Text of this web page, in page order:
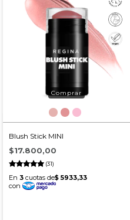
Blush Stick MINI
(31)
$17.800,00